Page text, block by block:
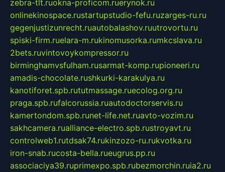
zebra-tlt.ruokna-proficom.ruerynok.ru
onlinekinospace.rustartupstudio-fefu.ruzarges-ru.ru
gegenjustizunrecht.ruautobalashov.ruutrovortu.ru
spiski-firm.ruelara-m.rukinomusorka.rumkcslava.ru
2bets.ruvintovoykompressor.ru
birminghamvsfulham.rusarmat-komp.rupioneeri.ru
amadis-chocolate.rushkurki-karakulya.ru
kanotiforet.spb.rututmassage.ruecolog.org.ru
praga.spb.rufalcorussia.ruautodoctorservis.ru
kamertondom.spb.runet-life.net.ruavto-vozim.ru
sakhcamera.rualliance-electro.spb.rustroyavt.ru
controlweb1.rutdsak74.rukinzozo-ru.rukvotka.ru
iron-snab.rucosta-bella.rueugrus.pp.ru
associaciya39.ruprimexpo.spb.rubezmorchin.ruia2.ru